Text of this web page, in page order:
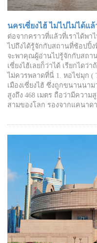
นครเซี่ยงไฮ้ ไม่ไปไม่ได้แ
ต่อจากคราวที่แล้วที่เราได้พา
ไปถึงได้รู้จักกับสถานที่ช้อปปิ้
จะพาคุณผู้อ่านไปรู้จักกับสถา
เซี่ยงไฮ้เลยก็ว่าได้ เรียกได
ไม่ควรพลาดที่นี่ 1. หอไข่มุก (
เมืองเซี่ยงไฮ้ ซึ่งถูกขนานนา
สูงถึง 468 เมตร ถือว่ามีควา
สามของโลก รองจากแคนาด